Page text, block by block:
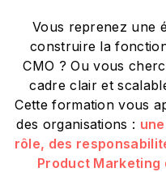
Vous reprenez une
construire la
CMO ? Ou vous
cadre clair et
Cette formation vous
des organisations :
rôle, des
Product Marketing